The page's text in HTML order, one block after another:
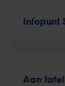
Infopunt
Aan tafel